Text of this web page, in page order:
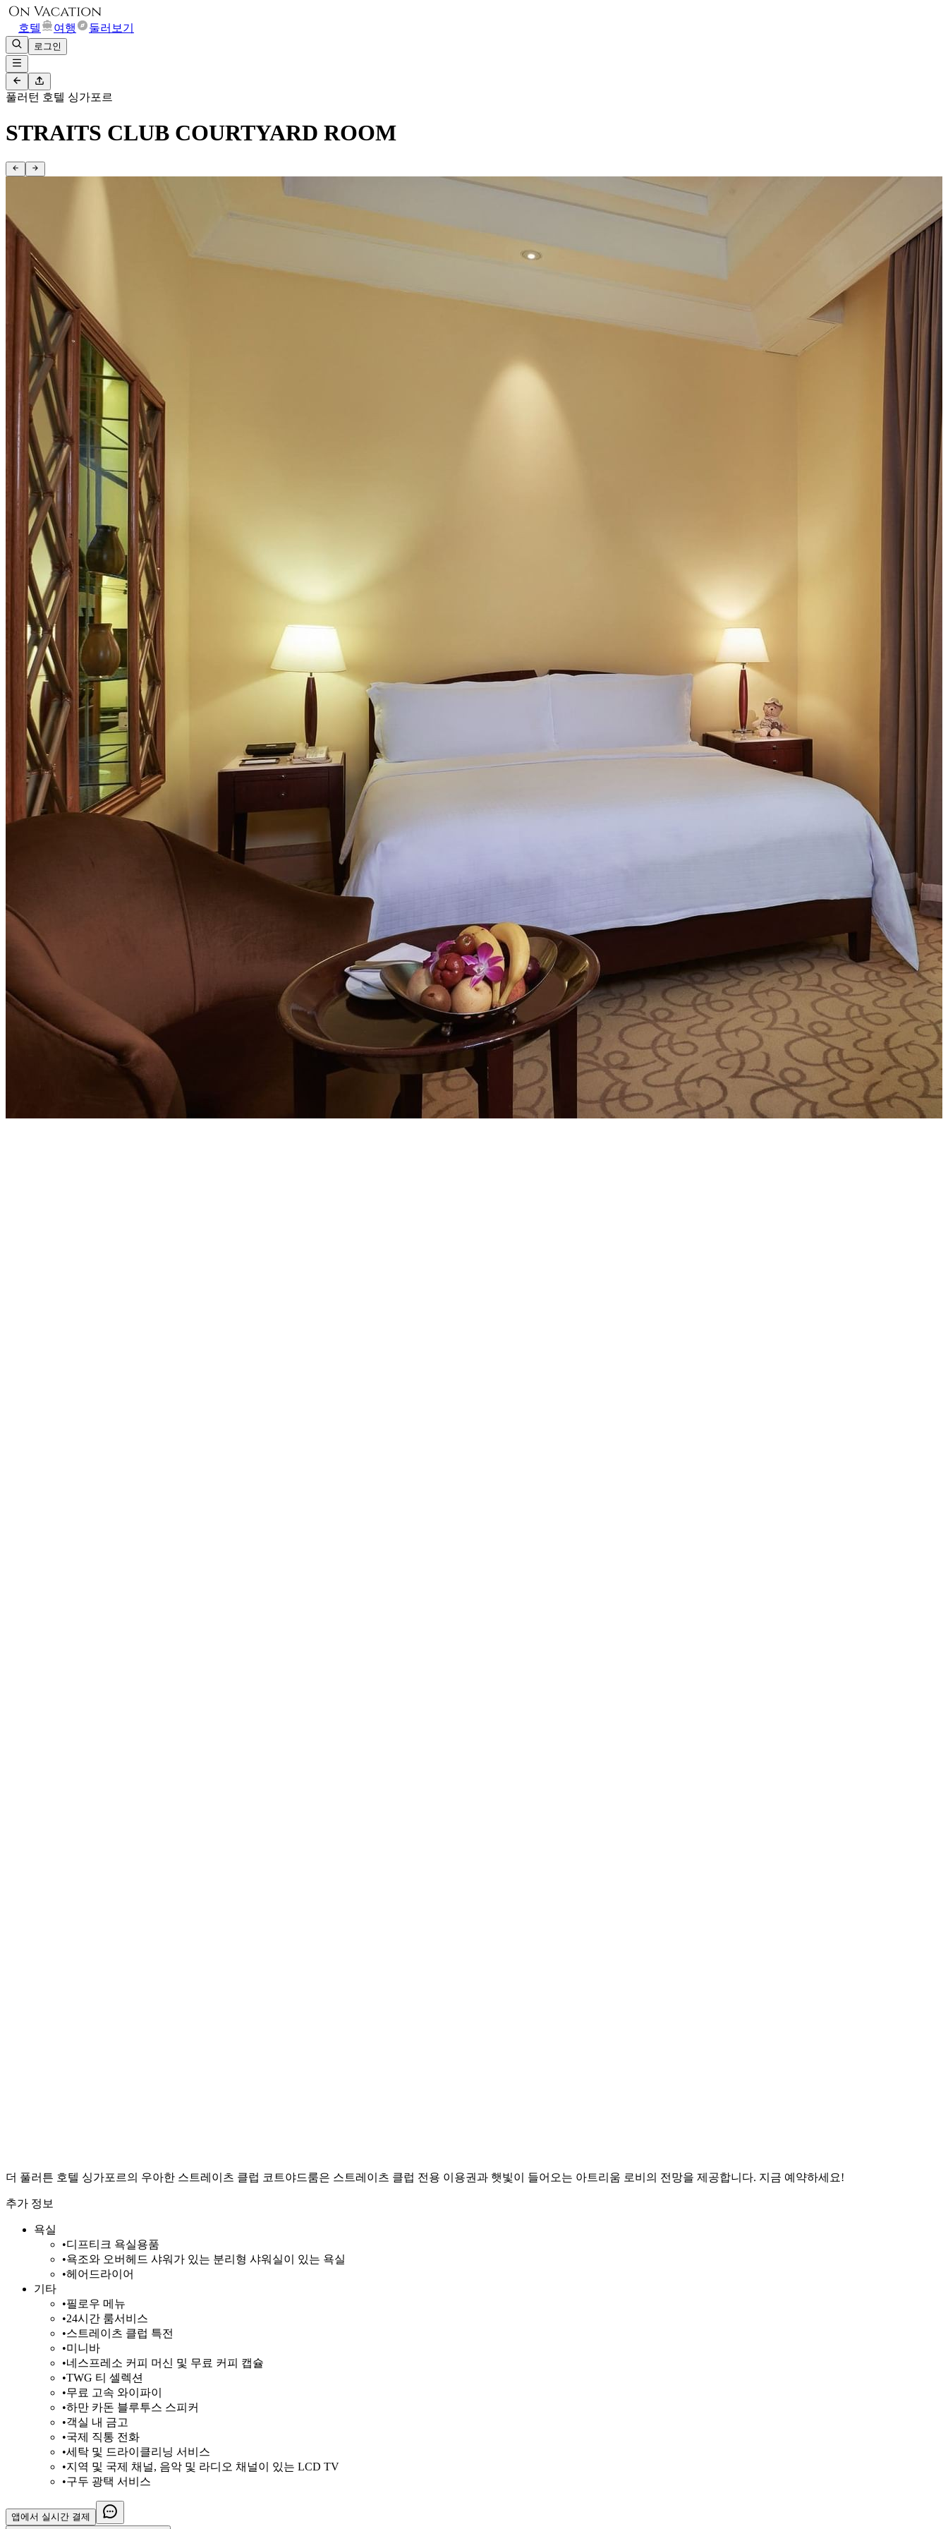
호텔 여행 둘러보기
로그인
풀러턴 호텔 싱가포르
STRAITS CLUB COURTYARD ROOM
더 풀러튼 호텔 싱가포르의 우아한 스트레이츠 클럽 코트야드룸은 스트레이츠 클럽 전용 이용권과 햇빛이 들어오는 아트리움 로비의 전망을 제공합니다. 지금 예약하세요!
추가 정보
욕실
•디프티크 욕실용품
•욕조와 오버헤드 샤워가 있는 분리형 샤워실이 있는 욕실
•헤어드라이어
기타
•필로우 메뉴
•24시간 룸서비스
•스트레이츠 클럽 특전
•미니바
•네스프레소 커피 머신 및 무료 커피 캡슐
•TWG 티 셀렉션
•무료 고속 와이파이
•하만 카돈 블루투스 스피커
•객실 내 금고
•국제 직통 전화
•세탁 및 드라이클리닝 서비스
•지역 및 국제 채널, 음악 및 라디오 채널이 있는 LCD TV
•구두 광택 서비스
앱에서 실시간 결제